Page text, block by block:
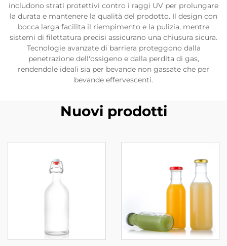
includono strati protettivi contro i raggi UV per prolungare
la durata e mantenere la qualità del prodotto. Il design con
bocca larga facilita il riempimento e la pulizia, mentre
sistemi di filettatura precisi assicurano una chiusura sicura.
Tecnologie avanzate di barriera proteggono dalla
penetrazione dell'ossigeno e dalla perdita di gas,
rendendole ideali sia per bevande non gassate che per
bevande effervescenti.
Nuovi prodotti